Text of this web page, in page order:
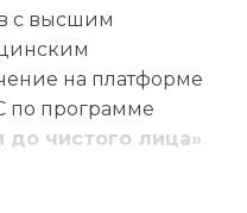
с высшим
на платформе
по программе
до чистого лица».